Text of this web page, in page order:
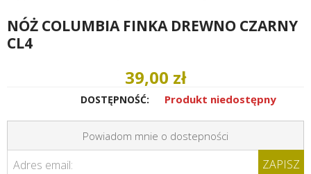
NÓŻ COLUMBIA FINKA DREWNO CZARNY
CL4
39,00 zł
DOSTĘPNOŚĆ: Produkt niedostępny
Powiadom mnie o dostepności
Adres email: ZAPISZ